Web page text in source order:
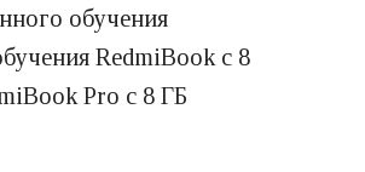
обучения
RedmiBook с 8
Pro с 8 ГБ